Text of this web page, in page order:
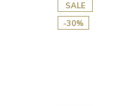
SALE
-30%